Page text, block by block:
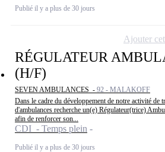
Publié il y a plus de 30 jours
RÉGULATEUR
(H/F)
SEVEN AMBULANCES - 92 - MALAKOFF
Dans le cadre du développement de notre activité de
d'ambulances recherche un(e) Régulateur(trice)
afin de renforcer son...
CDI - Temps plein
Publié il y a plus de 30 jours
Ajouter